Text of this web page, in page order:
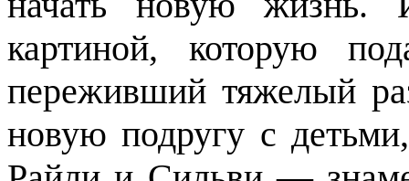
картиной, которую
переживший тяжелый
новую подругу с